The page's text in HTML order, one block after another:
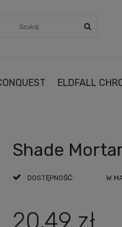
ELDFALL
Shade
DOSTĘPNOŚĆ: W
20,49 zł